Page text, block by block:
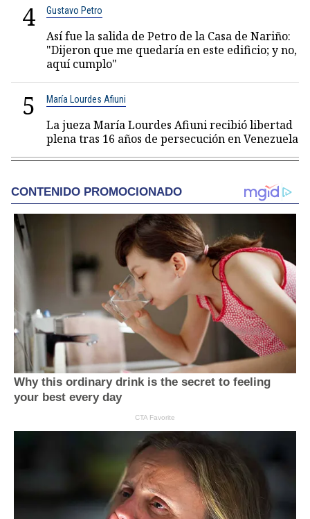
4 Gustavo Petro
Así fue la salida de Petro de la Casa de Nariño:
"Dijeron que me quedaría en este edificio; y no,
aquí cumplo"
5 María Lourdes Afiuni
La jueza María Lourdes Afiuni recibió libertad
plena tras 16 años de persecución en Venezuela